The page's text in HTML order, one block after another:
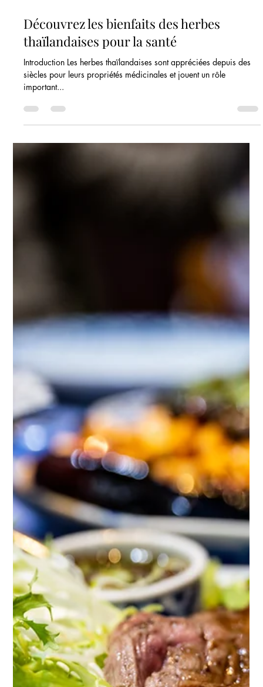
21 juil. 2023 6 min de lecture
Découvrez les bienfaits des herbes
thaïlandaises pour la santé